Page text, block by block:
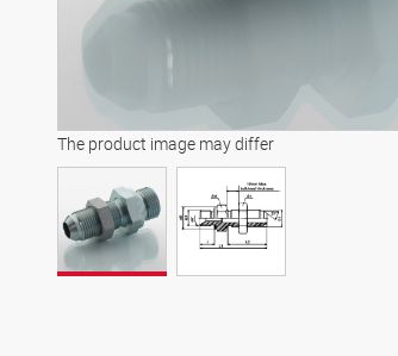
The product image may differ